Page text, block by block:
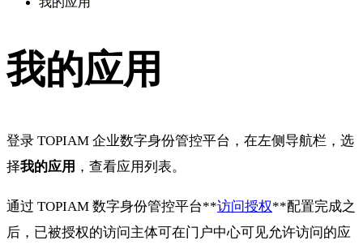
我的应用
登录 TOPIAM 企业数字身份管控平台，在左侧导航栏，选
择我的应用 ，查看应用列表。
通过 TOPIAM 数字身份管控平台**访问授权**配置完成之
后，已被授权的访问主体可在门户中心可见允许访问的应